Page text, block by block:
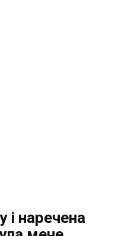
і наречена